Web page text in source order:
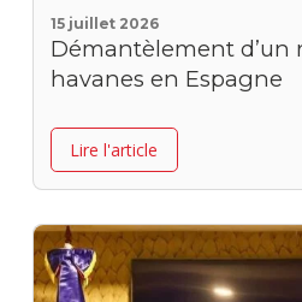
15 juillet 2026
Démantèlement d’un
havanes en Espagne
Lire l'article